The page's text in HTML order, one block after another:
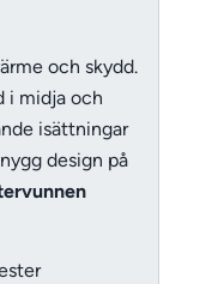
och skydd.
i midja och
isättningar
design på